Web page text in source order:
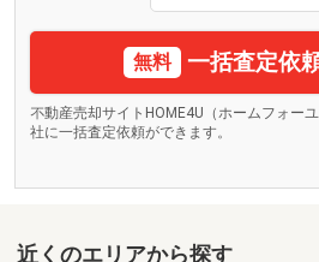
無料 一括査定依
不動産売却サイトHOME4U（ホームフォー
社に一括査定依頼ができます。
近くのエリアから探す